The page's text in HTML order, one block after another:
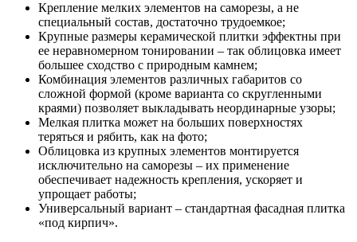
Крепление мелких элементов на саморезы, а не
специальный состав, достаточно трудоемкое;
Крупные размеры керамической плитки эффектны при
ее неравномерном тонировании – так облицовка имеет
большее сходство с природным камнем;
Комбинация элементов различных габаритов со
сложной формой (кроме варианта со скругленными
краями) позволяет выкладывать неординарные узоры;
Мелкая плитка может на больших поверхностях
теряться и рябить, как на фото;
Облицовка из крупных элементов монтируется
исключительно на саморезы – их применение
обеспечивает надежность крепления, ускоряет и
упрощает работы;
Универсальный вариант – стандартная фасадная плитка
«под кирпич».